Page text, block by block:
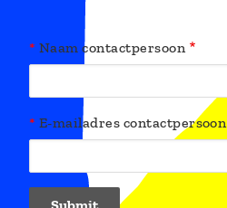
Naam contactpersoon
E-mailadres contactpersoon